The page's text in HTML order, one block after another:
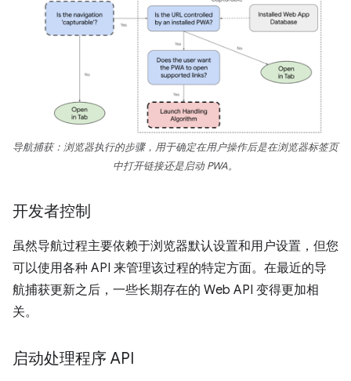
导航捕获：浏览器执行的步骤，用于确定在用户操作后是在浏览器标签页
中打开链接还是启动 PWA。
开发者控制
虽然导航过程主要依赖于浏览器默认设置和用户设置，但您
可以使用各种 API 来管理该过程的特定方面。在最近的导
航捕获更新之后，一些长期存在的 Web API 变得更加相
关。
启动处理程序 API